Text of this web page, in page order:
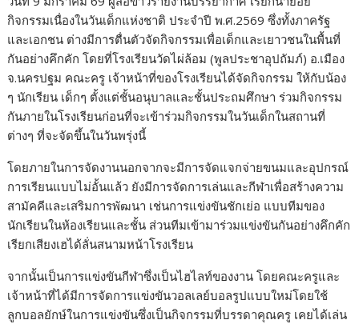
กิจกรรมเนื่องในวันเด็กแห่งชาติ ประจำปี พ.ศ.2569 ซึ่งทั้งภาครัฐ
และเอกชน ต่างมีการตื่นตัวจัดกิจกรรมเพื่อเด็กและเยาวชนในพื้นที่
กันอย่างคึกคัก โดยที่โรงเรียนวัดไผ่ล้อม (พูลประชาอุปถัมภ์) อ.เมือง
จ.นครปฐม คณะครู เจ้าหน้าที่ของโรงเรียนได้จัดกิจกรรม ให้กับน้อง
ๆ นักเรียน เด็กๆ ตั้งแต่ชั้นอนุบาลและชั้นประถมศึกษา ร่วมกิจกรรม
กันภายในโรงเรียนก่อนที่จะเข้าร่วมกิจกรรมในวันเด็กในสถานที่
ต่างๆ ที่จะจัดขึ้นในวันพรุ่งนี้
โดยภายในการจัดงานนอกจากจะมีการจัดแจกจ่ายขนมและอุปกรณ์
การเรียนแบบไม่อั้นแล้ว ยังมีการจัดการเล่นและกีฬาเพื่อสร้างความ
สามัคคีและเสริมการพัฒนา เช่นการแข่งขันชักเย่อ แบบทีมของ
นักเรียนในห้องเรียนและชั้น ส่วนทีมเข้ามาร่วมแข่งขันกันอย่างคึกคัก
เรียกเสียงเฮได้ลั่นสนามหน้าโรงเรียน
จากนั้นเป็นการแข่งขันกีฬาซึ่งเป็นไฮไลท์ของงาน โดยคณะครูและ
เจ้าหน้าที่ได้มีการจัดการแข่งขันวอลเลย์บอลรูปแบบใหม่โดยใช้
ลูกบอลยักษ์ในการแข่งขันซึ่งเป็นกิจกรรมที่บรรดาคุณครู เคยได้เล่น